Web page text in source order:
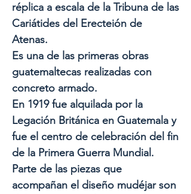
réplica a escala de la Tribuna de las
Cariátides del Erecteión de
Atenas.
Es una de las primeras obras
guatemaltecas realizadas con
concreto armado.
En 1919 fue alquilada por la
Legación Británica en Guatemala y
fue el centro de celebración del fin
de la Primera Guerra Mundial.
Parte de las piezas que
acompañan el diseño mudéjar son